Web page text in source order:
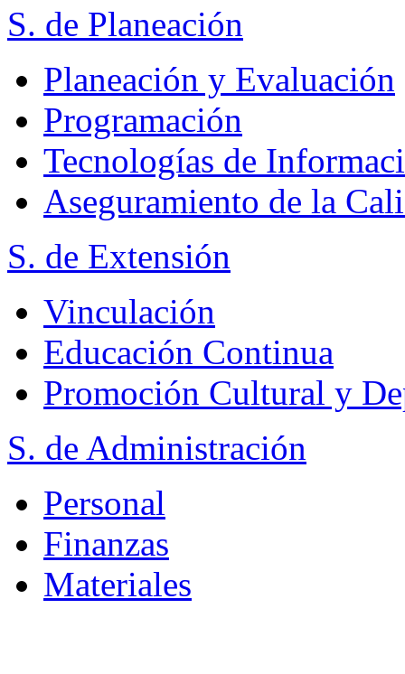
S. de Planeación
Planeación y Evaluación
Programación
Tecnologías de
Aseguramiento de la
S. de Extensión
Vinculación
Educación Continua
Promoción Cultural y
S. de Administración
Personal
Finanzas
Materiales